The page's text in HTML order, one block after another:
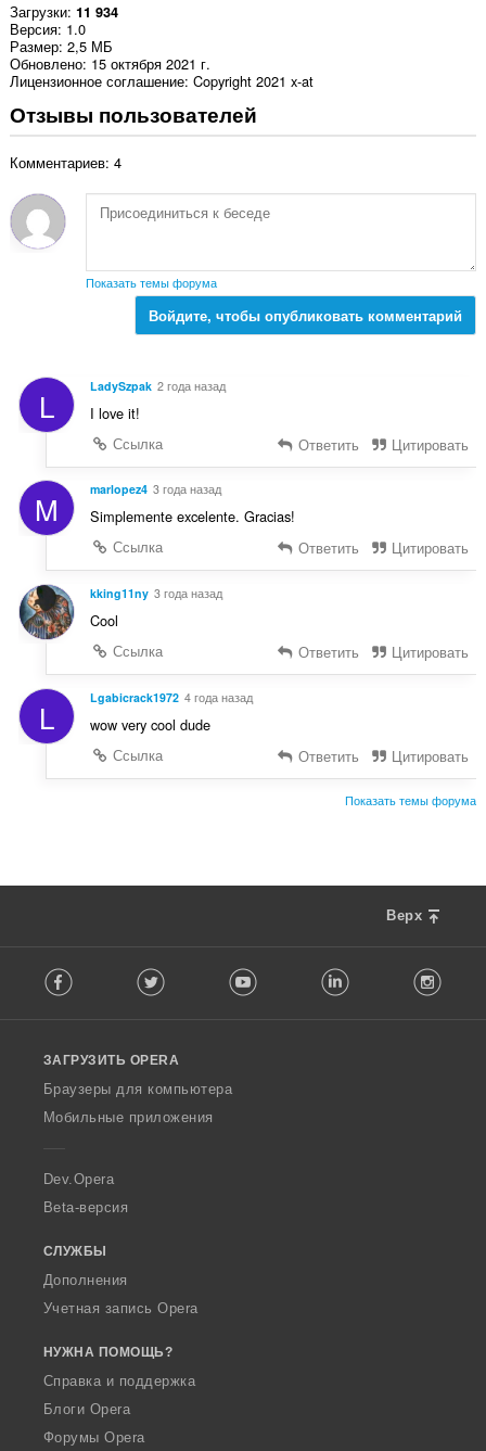
Загрузки 11 934
Версия 1.0
Размер 2,5 МБ
Обновлено 15 октября 2021 г.
Лицензионное соглашение Copyright 2021 x-at
Отзывы пользователей
Комментариев: 4
Показать темы форума
Войдите, чтобы опубликовать комментарий
L LadySzpak 2 года назад
I love it!
Ссылка
Ответить Цитировать
M marlopez4 3 года назад
Simplemente excelente. Gracias!
Ссылка
Ответить Цитировать
kking11ny 3 года назад
Cool
Ссылка
Ответить Цитировать
L Lgabicrack1972 4 года назад
wow very cool dude
Ссылка
Ответить Цитировать
Показать темы форума
Верх
o
w
O
p
a
Facebook Twitter Youtube LinkedIn
ЗАГРУЗИТЬ OPERA
Браузеры для компьютера
Мобильные приложения
Dev.Opera
Beta-версия
СЛУЖБЫ
Дополнения
Учетная запись Opera
НУЖНА ПОМОЩЬ?
Справка и поддержка
Блоги Opera
Форумы Opera